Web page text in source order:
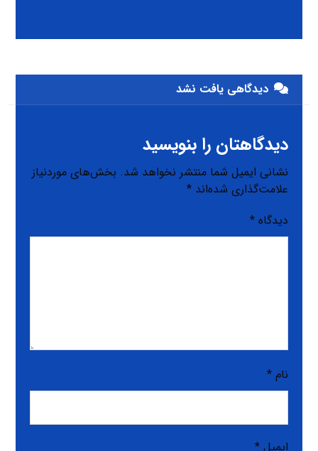
دیدگاهی یافت نشد
دیدگاهتان را بنویسید
نشانی ایمیل شما منتشر نخواهد شد. بخش‌های موردنیاز
علامت‌گذاری شده‌اند*
دیدگاه*
نام*
ایمیل*